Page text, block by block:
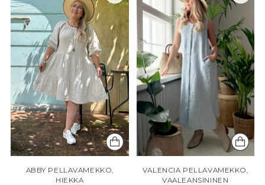
ABBY PELLAVAMEKKO,
HIEKKA
VALENCIA PELLAVAMEKKO,
VAALEANSININEN